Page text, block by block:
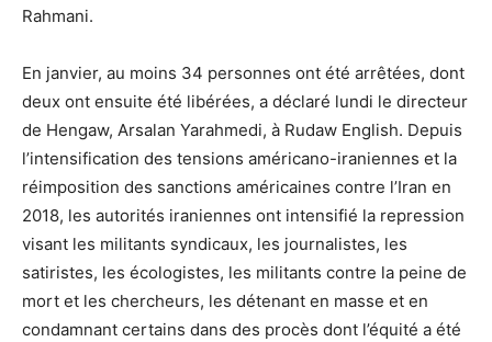
Rahmani.
En janvier, au moins 34 personnes ont été arrêtées, dont
deux ont ensuite été libérées, a déclaré lundi le directeur
de Hengaw, Arsalan Yarahmedi, à Rudaw English. Depuis
l’intensification des tensions américano-iraniennes et la
réimposition des sanctions américaines contre l’Iran en
2018, les autorités iraniennes ont intensifié la repression
visant les militants syndicaux, les journalistes, les
satiristes, les écologistes, les militants contre la peine de
mort et les chercheurs, les détenant en masse et en
condamnant certains dans des procès dont l’équité a été